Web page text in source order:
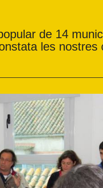
de 14
les nostres